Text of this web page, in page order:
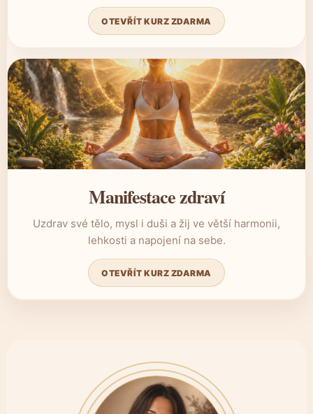
OTEVŘÍT KURZ ZDARMA
Manifestace zdraví
Uzdrav své tělo, mysl i duši a žij ve větší harmonii,
lehkosti a napojení na sebe.
OTEVŘÍT KURZ ZDARMA